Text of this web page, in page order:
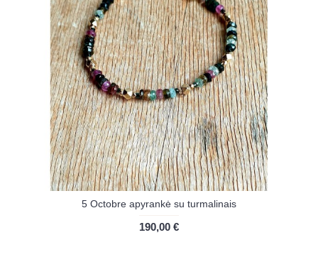
5 Octobre apyrankė su turmalinais
190,00 €